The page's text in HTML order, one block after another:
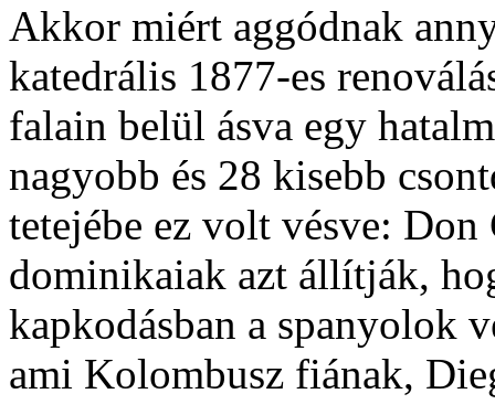
Akkor miért aggódnak
katedrális 1877-es
falain belül ásva egy
nagyobb és 28 kisebb
tetejébe ez volt vésve:
dominikaiak azt állítják,
kapkodásban a spanyolok
ami Kolombusz fiának,